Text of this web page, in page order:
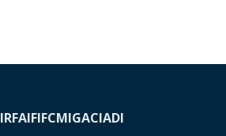
AIFIFCMIGACIADI